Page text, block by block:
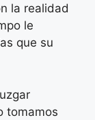
la realidad
le
que su
tomamos